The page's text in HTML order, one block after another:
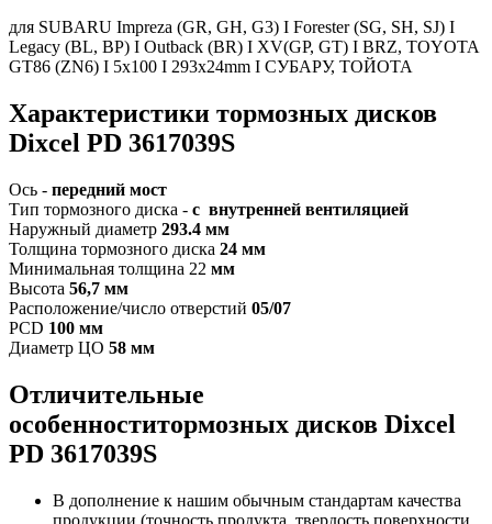
для SUBARU Impreza (GR, GH, G3) I Forester (SG, SH, SJ) I
Legacy (BL, BP) I Outback (BR) I XV(GP, GT) I BRZ, TOYOTA
GT86 (ZN6) I 5x100 I 293x24mm I СУБАРУ, ТОЙОТА
Характеристики тормозных дисков
Dixcel PD 3617039S
Ось - передний мост
Тип тормозного диска - с внутренней вентиляцией
Наружный диаметр 293.4 мм
Толщина тормозного диска 24 мм
Минимальная толщина 22 мм
Высота 56,7 мм
Расположение/число отверстий 05/07
PCD 100 мм
Диаметр ЦО 58 мм
Отличительные
особенноститормозных дисков Dixcel
PD 3617039S
В дополнение к нашим обычным стандартам качества
продукции (точность продукта, твердость поверхности